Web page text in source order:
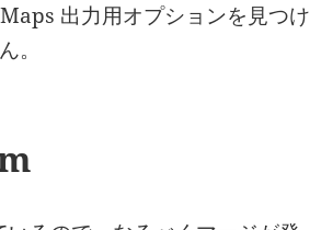
出力用オプションを見つけ
。